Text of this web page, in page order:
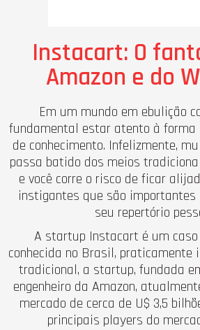
Instacart: O
Amazon e do
Em um mundo em ebulição
fundamental estar atento à forma
de conhecimento. Infelizmente,
passa batido dos meios
e você corre o risco de ficar
instigantes que são importantes
seu repertório
A startup Instacart é um caso
conhecida no Brasil, praticamente
tradicional, a startup, fundada
engenheiro da Amazon,
mercado de cerca de U$ 3,5
principais players do